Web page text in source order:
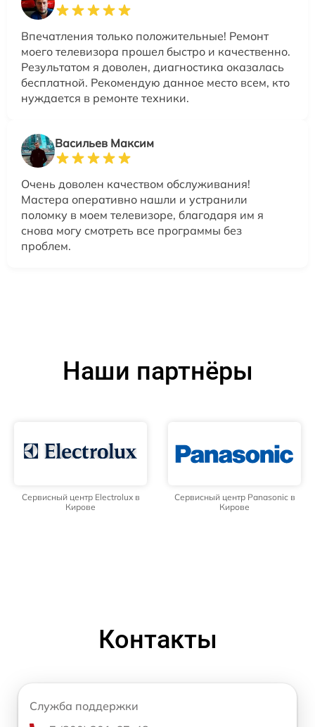
Впечатления только положительные! Ремонт
моего телевизора прошел быстро и качественно.
Результатом я доволен, диагностика оказалась
бесплатной. Рекомендую данное место всем, кто
нуждается в ремонте техники.
Васильев Максим
Очень доволен качеством обслуживания!
Мастера оперативно нашли и устранили
поломку в моем телевизоре, благодаря им я
снова могу смотреть все программы без
проблем.
Наши партнёры
Сервисный центр Electrolux в
Кирове
Сервисный центр Panasonic в
Кирове
Контакты
Служба поддержки